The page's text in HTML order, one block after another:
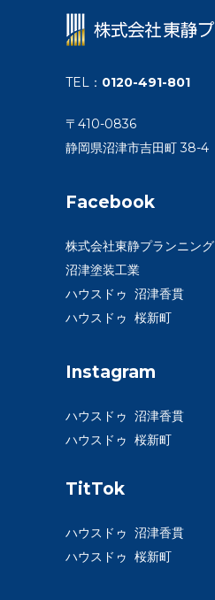
TEL ： 0120-491-801
〒410-0836
静岡県沼津市吉田町 38-4
Facebook
株式会社東静プランニング
沼津塗装工業
ハウスドゥ 沼津香貫
ハウスドゥ 桜新町
Instagram
ハウスドゥ 沼津香貫
ハウスドゥ 桜新町
TitTok
ハウスドゥ 沼津香貫
ハウスドゥ 桜新町